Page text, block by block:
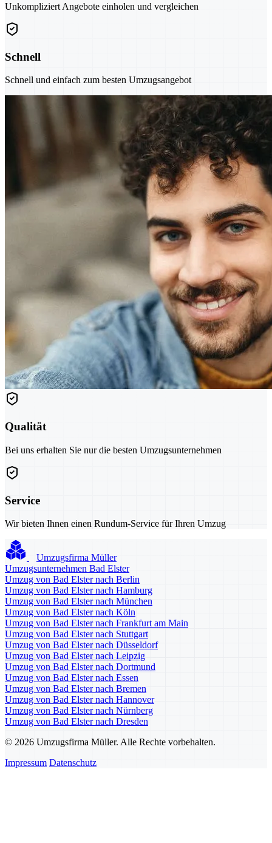
Unkompliziert Angebote einholen und vergleichen
Schnell
Schnell und einfach zum besten Umzugsangebot
Qualität
Bei uns erhalten Sie nur die besten Umzugsunternehmen
Service
Wir bieten Ihnen einen Rundum-Service für Ihren Umzug
Umzugsfirma Müller
Umzugsunternehmen Bad Elster
Umzug von Bad Elster nach Berlin
Umzug von Bad Elster nach Hamburg
Umzug von Bad Elster nach München
Umzug von Bad Elster nach Köln
Umzug von Bad Elster nach Frankfurt am Main
Umzug von Bad Elster nach Stuttgart
Umzug von Bad Elster nach Düsseldorf
Umzug von Bad Elster nach Leipzig
Umzug von Bad Elster nach Dortmund
Umzug von Bad Elster nach Essen
Umzug von Bad Elster nach Bremen
Umzug von Bad Elster nach Hannover
Umzug von Bad Elster nach Nürnberg
Umzug von Bad Elster nach Dresden
© 2026 Umzugsfirma Müller. Alle Rechte vorbehalten.
Impressum Datenschutz